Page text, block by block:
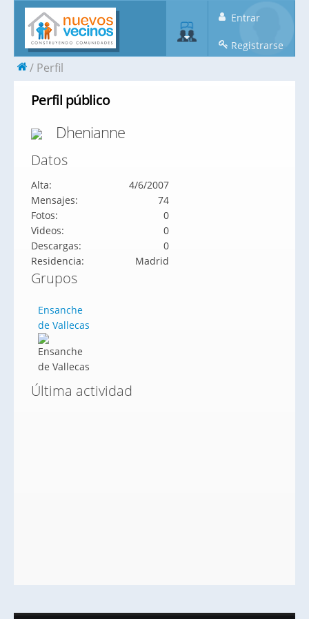
Entrar
Registrarse
Perfil
Perfil público
Dhenianne
Datos
Alta:
4/6/2007
Mensajes:
74
Fotos:
0
Videos:
0
Descargas:
0
Residencia:
Madrid
Grupos
Ensanche
de Vallecas
Última actividad